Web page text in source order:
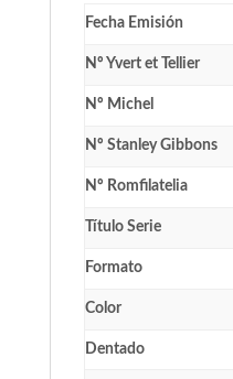
Fecha Emisión
Nº Yvert et Tellier
Nº Michel
Nº Stanley Gibbons
Nº Romfilatelia
Título Serie
Formato
Color
Dentado